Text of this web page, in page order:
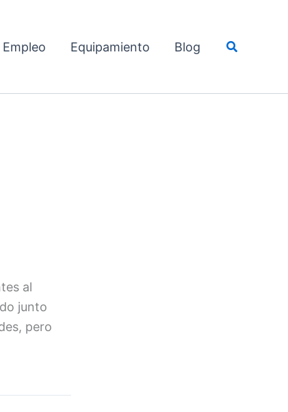
Empleo Equipamiento Blog
al
junto
pero